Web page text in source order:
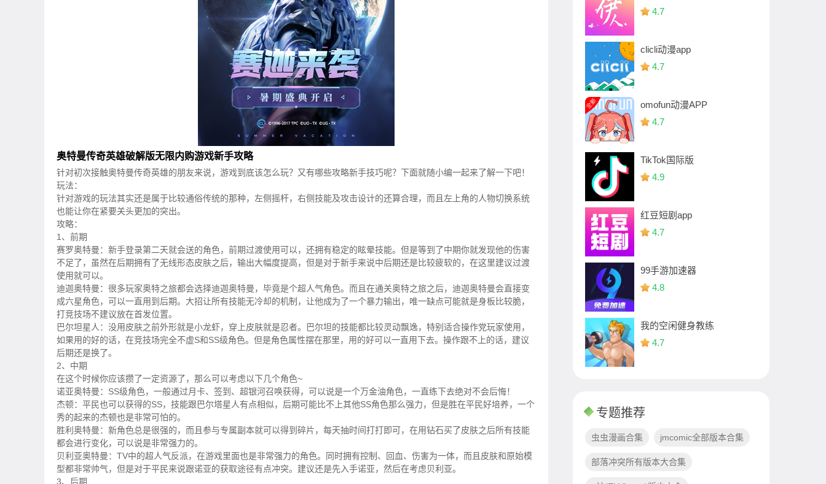
奥特曼传奇英雄破解版无限内购游戏新手攻略
针对初次接触奥特曼传奇英雄的朋友来说，游戏到底该怎么玩？又有哪些攻略新手技巧呢？下面就随小编一起来了解一下吧！
玩法：
针对游戏的玩法其实还是属于比较通俗传统的那种，左侧摇杆，右侧技能及攻击设计的还算合理，而且左上角的人物切换系统
也能让你在紧要关头更加的突出。
攻略：
1、前期
赛罗奥特曼：新手登录第二天就会送的角色，前期过渡使用可以，还拥有稳定的眩晕技能。但是等到了中期你就发现他的伤害
不足了，虽然在后期拥有了无线形态皮肤之后，输出大幅度提高，但是对于新手来说中后期还是比较疲软的，在这里建议过渡
使用就可以。
迪迦奥特曼：很多玩家奥特之旅都会选择迪迦奥特曼，毕竟是个超人气角色。而且在通关奥特之旅之后，迪迦奥特曼会直接变
成六星角色，可以一直用到后期。大招让所有技能无冷却的机制，让他成为了一个暴力输出，唯一缺点可能就是身板比较脆，
打竞技场不建议放在首发位置。
巴尔坦星人：没用皮肤之前外形就是小龙虾，穿上皮肤就是忍者。巴尔坦的技能都比较灵动飘逸，特别适合操作党玩家使用，
如果用的好的话，在竞技场完全不虚S和SS级角色。但是角色属性摆在那里，用的好可以一直用下去。操作跟不上的话，建议
后期还是换了。
2、中期
在这个时候你应该攒了一定资源了，那么可以考虑以下几个角色~
诺亚奥特曼：SS级角色，一般通过月卡、签到、超银河召唤获得，可以说是一个万金油角色，一直练下去绝对不会后悔！
杰顿：平民也可以获得的SS，技能跟巴尔塔星人有点相似，后期可能比不上其他SS角色那么强力，但是胜在平民好培养，一个
秀的起来的杰顿也是非常可怕的。
胜利奥特曼：新角色总是很强的，而且参与专属副本就可以得到碎片，每天抽时间打打即可，在用钻石买了皮肤之后所有技能
都会进行变化，可以说是非常强力的。
贝利亚奥特曼：TV中的超人气反派，在游戏里面也是非常强力的角色。同时拥有控制、回血、伤害为一体，而且皮肤和原始模
型都非常帅气，但是对于平民来说跟诺亚的获取途径有点冲突。建议还是先入手诺亚，然后在考虑贝利亚。
3、后期
4.7
clicli动漫app
4.7
omofun动漫APP
4.7
TikTok国际版
4.9
红豆短剧app
4.7
99手游加速器
4.8
我的空闲健身教练
4.7
专题推荐
虫虫漫画合集 jmcomic全部版本合集
部落冲突所有版本大合集